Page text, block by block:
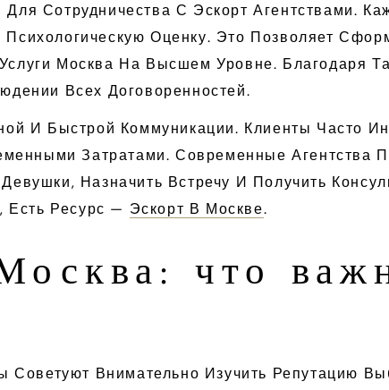
Сотрудничества С Эскорт Агентствами.
Оценку. Это Позволяет
Москва На Высшем Уровне. Благодаря
Всех Договоренностей.
И Быстрой Коммуникации. Клиенты Часто
Затратами. Современные Агентства
Назначить Встречу И Получить
Есть Ресурс — Эскорт В Москве.
что
Советуют Внимательно Изучить Репутацию